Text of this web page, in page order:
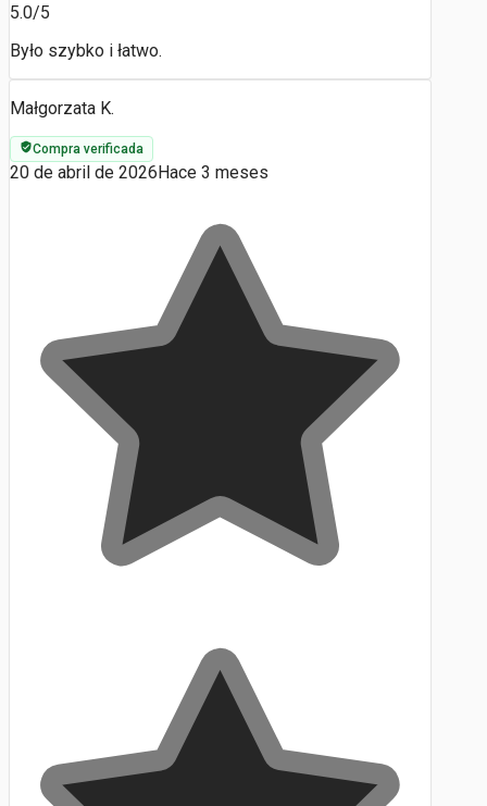
5.0/5
Było szybko i łatwo.
Małgorzata K.
Compra verificada
20 de abril de 2026Hace 3 meses